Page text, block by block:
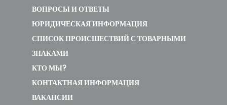
ВОПРОСЫ И ОТВЕТЫ
ЮРИДИЧЕСКАЯ ИНФОРМАЦИЯ
СПИСОК ПРОИСШЕСТВИЙ С ТОВАРНЫМИ
ЗНАКАМИ
КТО МЫ?
КОНТАКТНАЯ ИНФОРМАЦИЯ
ВАКАНСИИ